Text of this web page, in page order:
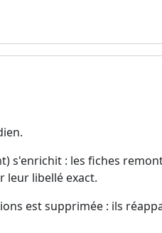
s'enrichit : les fiches
libellé exact.
est supprimée : ils